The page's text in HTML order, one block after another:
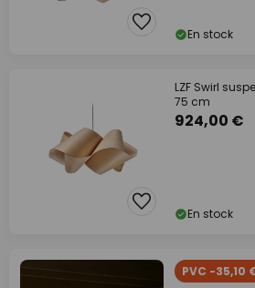
En stock
LZF Swirl
75 cm
924,00 €
En stock
PVC -35,10